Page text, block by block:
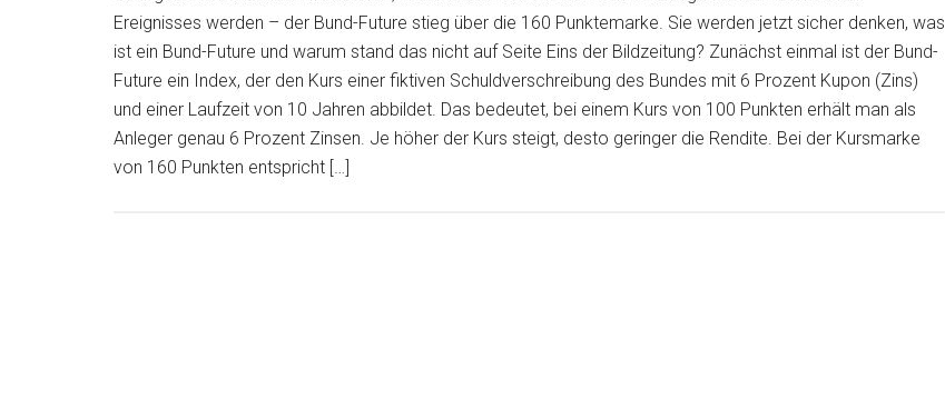
Ereignisses werden – der Bund-Future stieg über die 160 Punktemarke. Sie werden jetzt sicher denken, was
ist ein Bund-Future und warum stand das nicht auf Seite Eins der Bildzeitung? Zunächst einmal ist der Bund-
Future ein Index, der den Kurs einer fiktiven Schuldverschreibung des Bundes mit 6 Prozent Kupon (Zins)
und einer Laufzeit von 10 Jahren abbildet. Das bedeutet, bei einem Kurs von 100 Punkten erhält man als
Anleger genau 6 Prozent Zinsen. Je höher der Kurs steigt, desto geringer die Rendite. Bei der Kursmarke
von 160 Punkten entspricht […]